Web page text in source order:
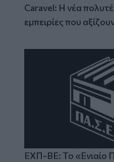
Caravel: Η νέα
εμπειρίες που
ΕΧΠ-ΒΕ: Το «Ενιαίο